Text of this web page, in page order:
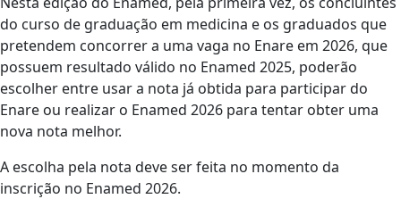
do curso de graduação em medicina e os graduados que
pretendem concorrer a uma vaga no Enare em 2026, que
possuem resultado válido no Enamed 2025, poderão
escolher entre usar a nota já obtida para participar do
Enare ou realizar o Enamed 2026 para tentar obter uma
nova nota melhor.
A escolha pela nota deve ser feita no momento da
inscrição no Enamed 2026.